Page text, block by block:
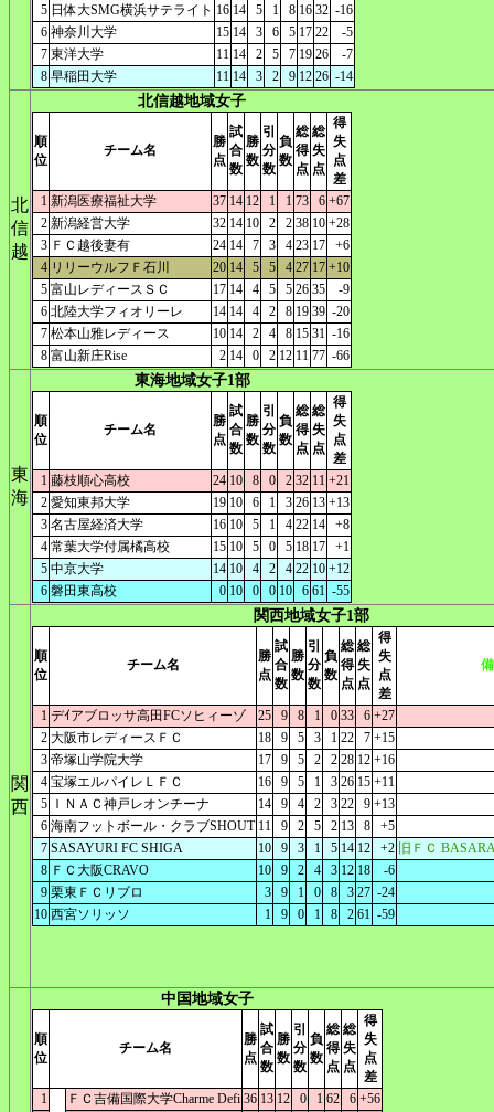
5 日体大SMG横浜サテライト 16 14 5 1 8 16 32 -16
6 神奈川大学 15 14 3 6 5 17 22
-5
7 東洋大学 11 14 2 5 7 19 26
-7
8 早稲田大学 11 14 3 2 9 12 26 -14
北
信
越
北信越地域女子
順
位
チーム名
勝
点
試
合
数
勝
数
引
分
数
負
数
総
得
点
総
失
点
得
失
点
差
1 新潟医療福祉大学 37 14 12 1 1 73 6 +67
2 新潟経営大学 32 14 10 2 2 38 10 +28
3 ＦＣ越後妻有 24 14 7 3 4 23 17
+6
4 リリーウルフＦ石川 20 14 5 5 4 27 17 +10
5 富山レディースＳＣ 17 14 4 5 5 26 35
-9
6 北陸大学フィオリーレ 14 14 4 2 8 19 39 -20
7 松本山雅レディース 10 14 2 4 8 15 31 -16
8 富山新庄Rise 2 14 0 2 12 11 77 -66
東
海
東海地域女子1部
順
位
チーム名
勝
点
試
合
数
勝
数
引
分
数
負
数
総
得
点
総
失
点
得
失
点
差
1 藤枝順心高校 24 10 8 0 2 32 11 +21
2 愛知東邦大学 19 10 6 1 3 26 13 +13
3 名古屋経済大学 16 10 5 1 4 22 14
+8
4 常葉大学付属橘高校 15 10 5 0 5 18 17
+1
5 中京大学 14 10 4 2 4 22 10 +12
6 磐田東高校 0 10 0 0 10 6 61 -55
関
西
関西地域女子1部
順
位
チーム名
勝
点
試
合
数
勝
数
引
分
数
負
数
総
得
点
総
失
点
得
失
点
差
1 デｲアブロッサ高田FCソヒィーゾ 25 9 8 1 0 33 6 +27
2 大阪市レディースＦＣ 18 9 5 3 1 22 7 +15
3 帝塚山学院大学 17 9 5 2 2 28 12 +16
4 宝塚エルパイレＬＦＣ 16 9 5 1 3 26 15 +11
5 ＩＮＡＣ神戸レオンチーナ 14 9 4 2 3 22 9 +13
6 海南フットボール・クラブSHOUT 11 9 2 5 2 13 8
+5
7 SASAYURI FC SHIGA 10 9 3 1 5 14 12 +2 旧ＦＣ
8 ＦＣ大阪CRAVO 10 9 2 4 3 12 18
-6
9 栗東ＦＣリブロ 3 9 1 0 8 3 27 -24
10 西宮ソリッソ 1 9 0 1 8 2 61 -59
中国地域女子
順
位
チーム名
勝
点
試
合
数
勝
数
引
分
数
負
数
総
得
点
総
失
点
得
失
点
差
1
ＦＣ吉備国際大学Charme Defi 36 13 12 0 1 62 6 +56